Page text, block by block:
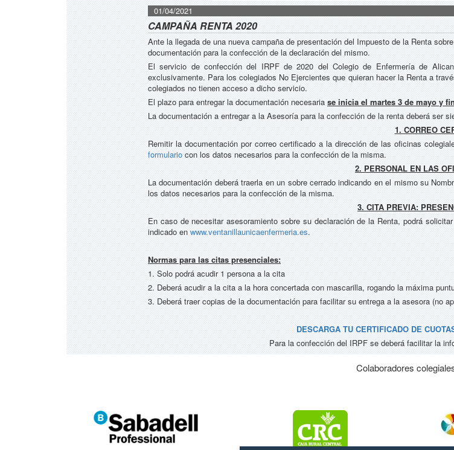
01/04/2021
CAMPAÑA RENTA 2020
Ante la llegada de una nueva campaña de presentación del Impuesto de la Renta
documentación para la confección de la declaración del mismo.
El servicio de confección del IRPF de 2020 del Colegio de Enfermería de
exclusivamente. Para los colegiados No Ejercientes que quieran hacer la Renta a
colegiados no tienen acceso a dicho servicio.
El plazo para entregar la documentación necesaria se inicia el martes 3 de mayo y
La documentación a entregar a la Asesoría para la confección de la renta deberá ser
1. CORREO
Remitir la documentación por correo certificado a la dirección de las oficinas
formulario con los datos necesarios para la confección de la misma.
2. PERSONAL EN LAS
La documentación deberá traerla en un sobre cerrado indicando en el mismo su
los datos necesarios para la confección de la misma.
3. CITA PREVIA:
En caso de necesitar asesoramiento sobre su declaración de la Renta, podrá
indicado en www.ventanillaunicaenfermeria.es.
Normas para las citas presenciales:
1. Solo podrá acudir 1 persona a la cita
2. Deberá acudir a la cita a la hora concertada con mascarilla, rogando la máxima
3. Deberá traer copias de la documentación para facilitar su entrega a la asesora (no
DESCARGA TU CERTIFICADO DE
Para la confección del IRPF se deberá facilitar la
Colaboradores